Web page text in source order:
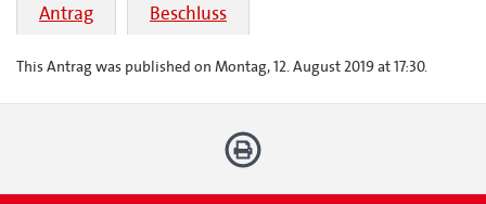
Antrag Beschluss
This Antrag was published on Montag, 12. August 2019 at 17:30.